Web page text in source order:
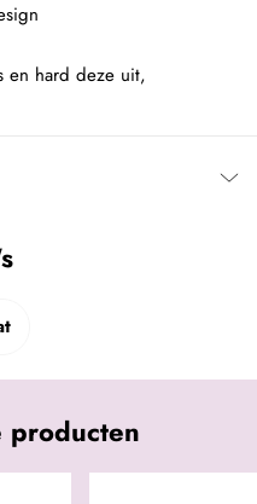
en hard deze uit,
producten